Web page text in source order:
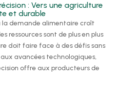
: Vers une agriculture
et durable
la demande alimentaire croît
ressources sont de plus en plus
doit faire face à des défis sans
avancées technologiques,
offre aux producteurs de